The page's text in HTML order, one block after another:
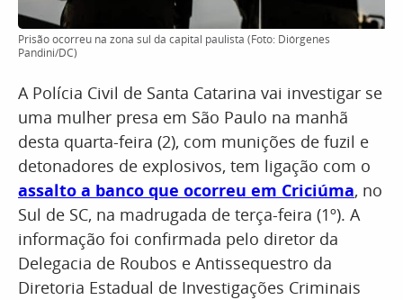
Prisão ocorreu na zona sul da capital paulista (Foto: Diórgenes
Pandini/DC)
A Polícia Civil de Santa Catarina vai investigar se
uma mulher presa em São Paulo na manhã
desta quarta-feira (2), com munições de fuzil e
detonadores de explosivos, tem ligação com o
assalto a banco que ocorreu em Criciúma, no
Sul de SC, na madrugada de terça-feira (1º). A
informação foi confirmada pelo diretor da
Delegacia de Roubos e Antissequestro da
Diretoria Estadual de Investigações Criminais